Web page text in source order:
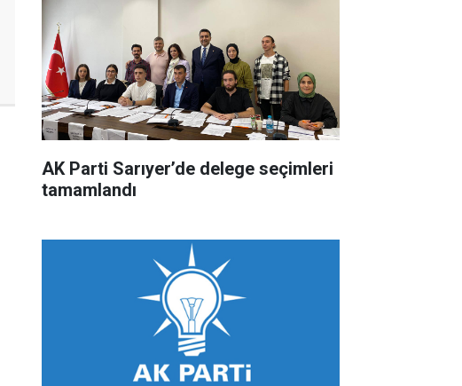
AK Parti Sarıyer’de delege seçimleri
tamamlandı